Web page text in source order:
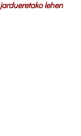
lehen